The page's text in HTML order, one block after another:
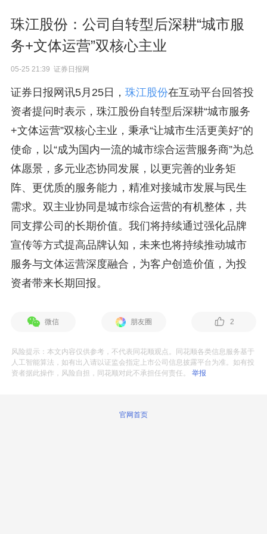
珠江股份：公司自转型后深耕“城市服
务+文体运营”双核心主业
05-25 21:39 证券日报网
证券日报网讯5月25日， 珠江股份在互动平台回答投
资者提问时表示，珠江股份自转型后深耕“城市服务
+文体运营”双核心主业，秉承“让城市生活更美好”的
使命，以“成为国内一流的城市综合运营服务商”为总
体愿景，多元业态协同发展，以更完善的业务矩
阵、更优质的服务能力，精准对接城市发展与民生
需求。双主业协同是城市综合运营的有机整体，共
同支撑公司的长期价值。我们将持续通过强化品牌
宣传等方式提高品牌认知，未来也将持续推动城市
服务与文体运营深度融合，为客户创造价值，为投
资者带来长期回报。
微信 朋友圈 2
风险提示：本文内容仅供参考，不代表同花顺观点。同花顺各类信息服务基于
人工智能算法，如有出入请以证监会指定上市公司信息披露平台为准。如有投
资者据此操作，风险自担，同花顺对此不承担任何责任。举报
官网首页